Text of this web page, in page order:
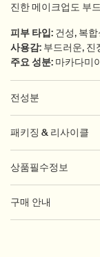
진한 메이크업도 부
피부 타입: 건성, 복
사용감: 부드러운, 진
주요 성분: 마카다미
전성분
패키징 & 리사이클
상품필수정보
구매 안내